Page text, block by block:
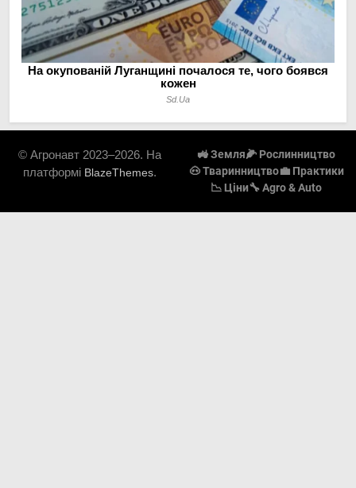
© Агронавт 2023–2026. На
платформі BlazeThemes.
🚜 Земля🌽 Рослинництво
🐽 Тваринництво💼 Практики
📉 Ціни🔧 Agro & Auto